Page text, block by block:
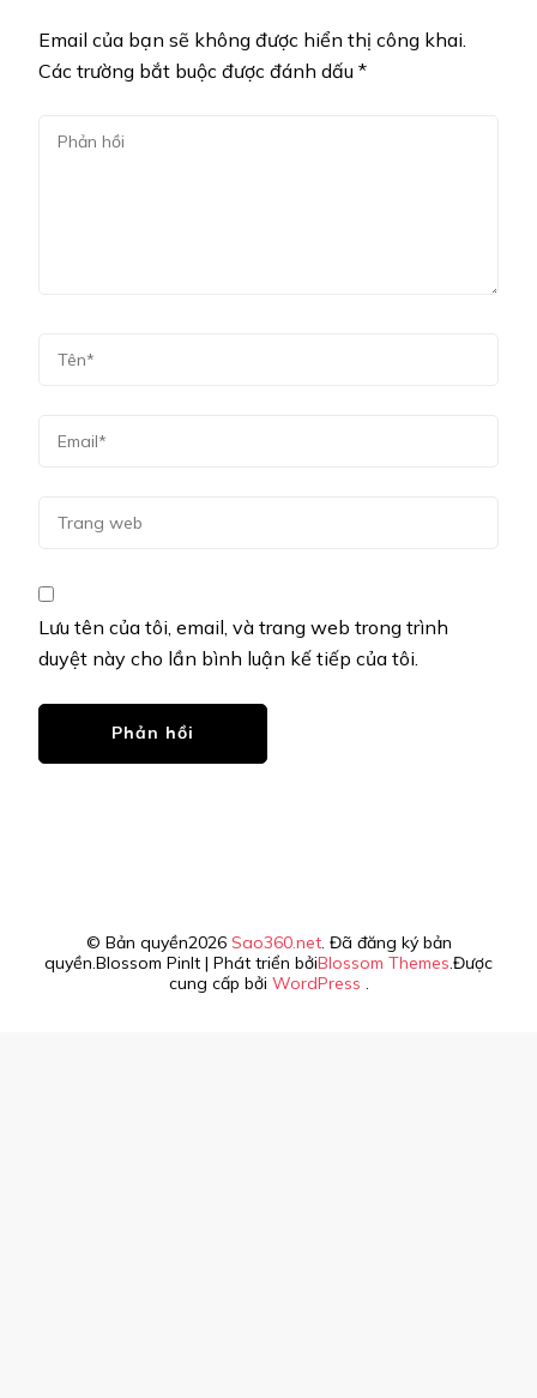
Email của bạn sẽ không được hiển thị công khai.
Các trường bắt buộc được đánh dấu *
Lưu tên của tôi, email, và trang web trong trình
duyệt này cho lần bình luận kế tiếp của tôi.
© Bản quyền2026 Sao360.net. Đã đăng ký bản
quyền.Blossom PinIt | Phát triển bởiBlossom Themes.Được
cung cấp bởi WordPress .